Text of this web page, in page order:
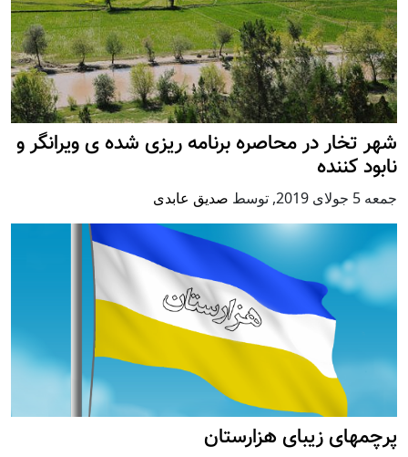
شهر تخار در محاصره برنامه ریزی شده ی ویرانگر و
نابود کننده
جمعه 5 جولای 2019 , توسط صدیق عابدی
پرچمهای زیبای هزارستان